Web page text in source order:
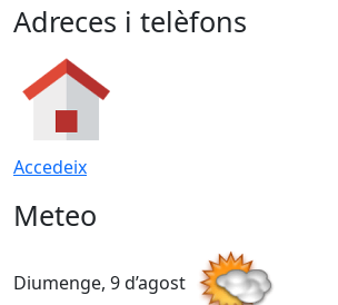
Adreces i telèfons
Accedeix
Meteo
Diumenge, 9 d’agost